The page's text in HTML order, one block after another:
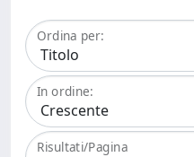
Ordina per:
In ordine:
Risultati/Pagina